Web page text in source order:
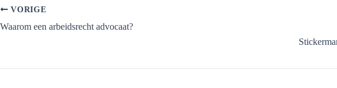
VORIGE
Waarom een arbeidsrecht advocaat?